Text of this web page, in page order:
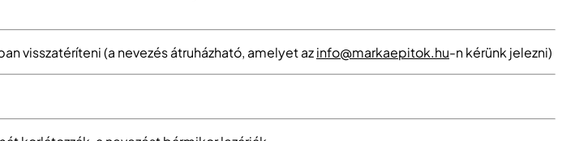
visszatéríteni (a nevezés átruházható, amelyet azinfo@markaepitok.hu-n kérünk jelezni)